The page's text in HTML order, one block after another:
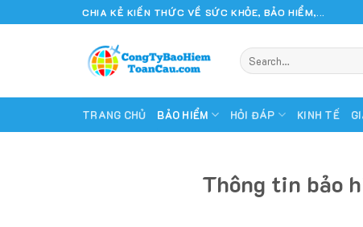
to
CHIA KẺ KIẾN THỨC VỀ SỨC KHỎE, BẢO HIỂM,...
TRANG CHỦ BẢO HIỂM HỎI ĐÁP KINH TẾ
Thông tin bảo